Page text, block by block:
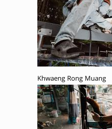
Khwaeng Rong Muang